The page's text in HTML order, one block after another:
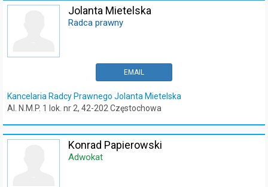
Jolanta Mietelska
Radca prawny
Kancelaria Radcy Prawnego Jolanta Mietelska
Al. N.M.P. 1 lok. nr 2, 42-202 Częstochowa
EMAIL
Konrad Papierowski
Adwokat